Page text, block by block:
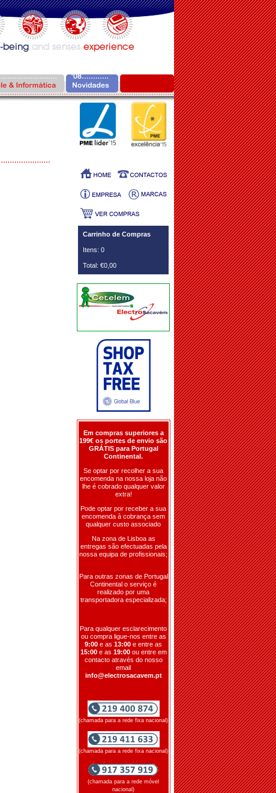
Carrinho de Compras
Itens: 0
Total: €0,00
Em compras superiores a
199€ os portes de envio são
GRÁTIS para Portugal
Continental.
Se optar por recolher a sua
encomenda na nossa loja não
lhe é cobrado qualquer valor
extra!
Pode optar por receber a sua
encomenda à cobrança sem
qualquer custo associado
Na zona de Lisboa as
entregas são efectuadas pela
nossa equipa de profissionais;
Para outras zonas de Portugal
Continental o serviço é
realizado por uma
transportadora especializada;
Para qualquer esclarecimento
ou compra ligue-nos entre as
9:00 e as 13:00 e entre as
15:00e as 19:00 ou entre em
contacto através do nosso
email
info@electrosacavem.pt
(chamada para a rede fixa nacional)
(chamada para a rede fixa nacional)
(chamada para a rede móvel
nacional)